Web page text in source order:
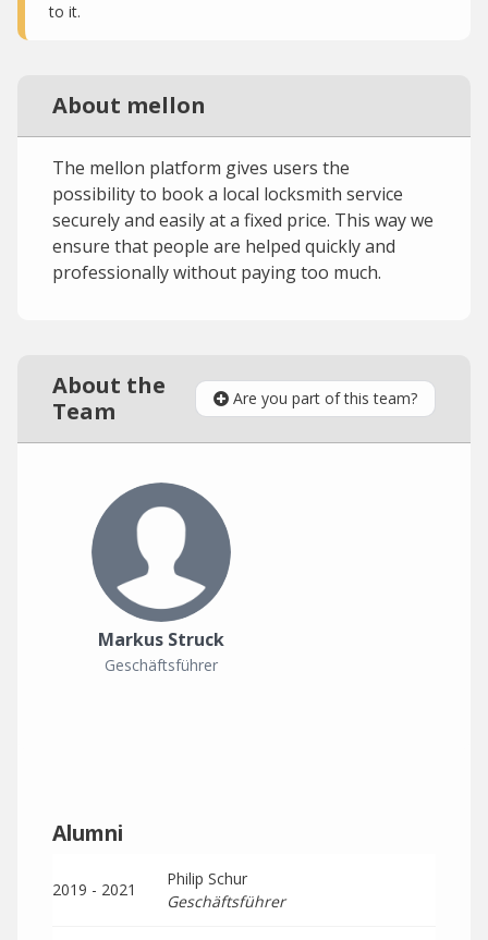
to it.
About mellon
The mellon platform gives users the
possibility to book a local locksmith service
securely and easily at a fixed price. This way we
ensure that people are helped quickly and
professionally without paying too much.
About the
Team
Are you part of this team?
Markus Struck
Geschäftsführer
Alumni
2019 - 2021
Philip Schur
Geschäftsführer